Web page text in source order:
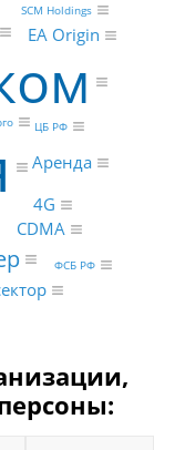
CDMA
4G
EA Origin
Аренда
SCM Holdings
ФСБ РФ
ЦБ РФ